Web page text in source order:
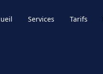
Services Tarifs